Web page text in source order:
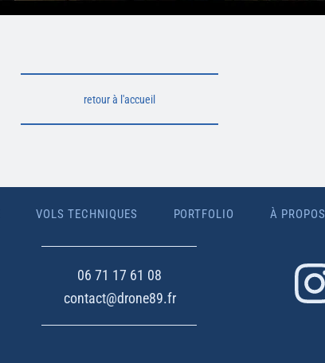
VOLS TECHNIQUES PORTFOLIO À PROPOS
06 71 17 61 08
contact@drone89.fr
retour à l'accueil